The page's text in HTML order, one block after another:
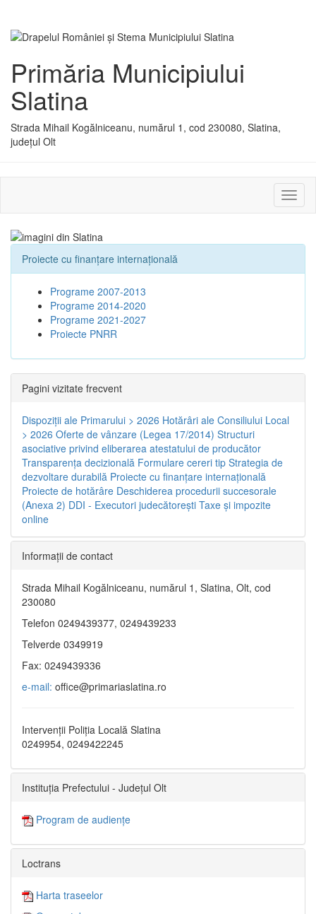
Primăria Municipiului
Slatina
Strada Mihail Kogălniceanu, numărul 1, cod 230080, Slatina,
județul Olt
sau
Proiecte cu finanţare internaţională
Programe 2007-2013
Programe 2014-2020
Programe 2021-2027
Proiecte PNRR
Pagini vizitate frecvent
Dispoziţii ale Primarului > 2026 Hotărâri ale Consiliului Local
> 2026 Oferte de vânzare (Legea 17/2014) Structuri
asociative privind eliberarea atestatului de producător
Transparenţa decizională Formulare cereri tip Strategia de
dezvoltare durabilă Proiecte cu finanţare internaţională
Proiecte de hotărâre Deschiderea procedurii succesorale
(Anexa 2) DDI - Executori judecătorești Taxe şi impozite
online
Informaţii de contact
Strada Mihail Kogălniceanu, numărul 1, Slatina, Olt, cod
230080
Telefon 0249439377, 0249439233
Telverde 0349919
Fax: 0249439336
e-mail: office@primariaslatina.ro
Intervenții Poliția Locală Slatina
0249954, 0249422245
Instituția Prefectului - Județul Olt
Program de audiențe
Loctrans
Harta traseelor